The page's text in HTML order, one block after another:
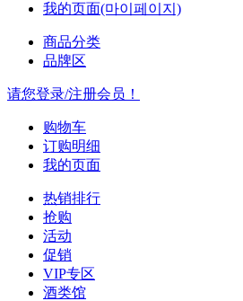
我的页面(마이페이지)
商品分类
品牌区
请您登录/注册会员！
购物车
订购明细
我的页面
热销排行
抢购
活动
促销
VIP专区
酒类馆